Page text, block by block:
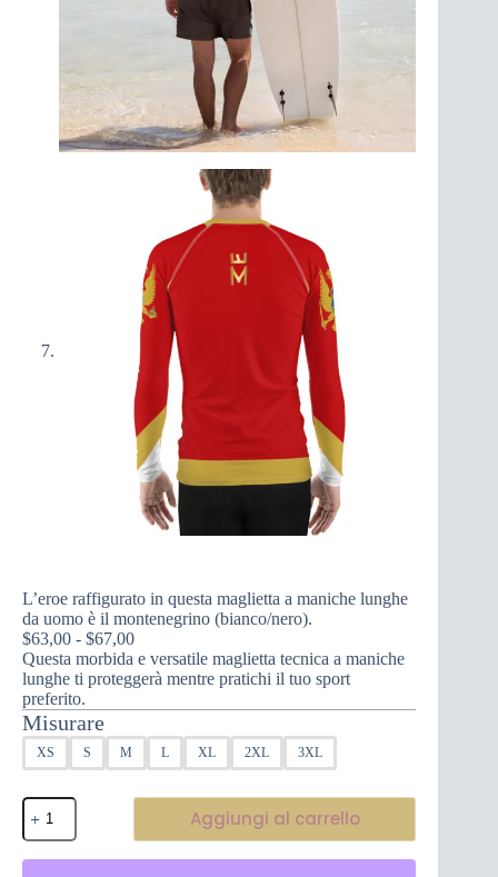
L’eroe raffigurato in questa maglietta a maniche lunghe
da uomo è il montenegrino (bianco/nero).
$63,00 - $67,00Fascia
di
prezzo:
a
$67,00
Questa morbida e versatile maglietta tecnica a maniche
lunghe ti proteggerà mentre pratichi il tuo sport
preferito.
Misurare
XS S M L XL 2XL 3XL
L'eroe
raffigurato
in
questa
Aggiungi al carrello